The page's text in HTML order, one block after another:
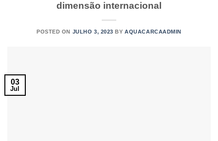
dimensão internacional
POSTED ON JULHO 3, 2023 BYAQUACARCAADMIN
03
Jul